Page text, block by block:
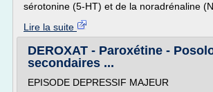
sérotonine (5-HT) et de la noradrénaline
Lire la suite
DEROXAT - Paroxétine -
secondaires ...
EPISODE DEPRESSIF MAJEUR